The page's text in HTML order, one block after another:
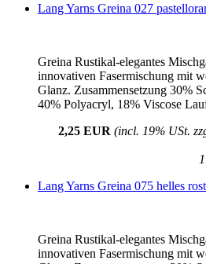
Lang Yarns Greina 027
Greina Rustikal-elegantes
innovativen Fasermischung mit
Glanz. Zusammensetzung 30%
40% Polyacryl, 18% Viscose
2,25 EUR (incl. 19% USt.
Lang Yarns Greina 075 helles
Greina Rustikal-elegantes
innovativen Fasermischung mit